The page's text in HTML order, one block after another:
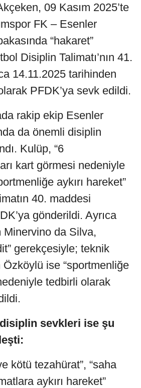
09 Kasım 2025’te
FK – Esenler
“hakaret”
Disiplin Talimatı’nın 41.
14.11.2025 tarihinden
PFDK’ya sevk edildi.
rakip ekip Esenler
da önemli disiplin
Kulüp, “6
kart görmesi nedeniyle
aykırı hareket”
40. maddesi
gönderildi. Ayrıca
Minervino da Silva,
gerekçesiyle; teknik
ise “sportmenliğe
tedbirli olarak
sevkleri ise şu
kötü tezahürat”, “saha
aykırı hareket”